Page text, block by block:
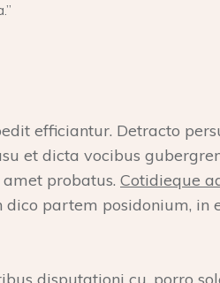
efficiantur. Detracto
et dicta vocibus
probatus. Cotidieque
partem posidonium, in